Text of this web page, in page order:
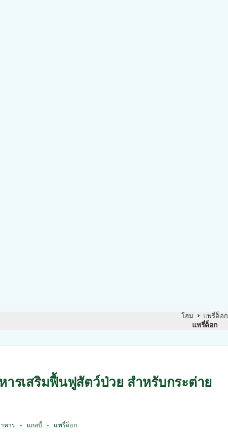
โฮม แพรี่ด็อก
แพรี่ด็อก
ารเสริมฟื้นฟูสัตว์ป่วย สำหรับกระต่าย
หาร แกสบี้ แพรี่ด็อก